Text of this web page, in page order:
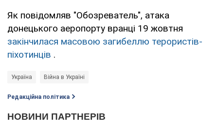
Як повідомляв "Обозреватель", атака
донецького аеропорту вранці 19 жовтня
закінчилася масовою загибеллю терористів-
піхотинців .
Україна Війна в Україні
Редакційна політика